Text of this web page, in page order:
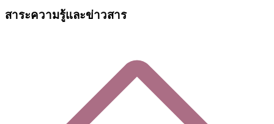
สาระความรู้และข่าวสาร